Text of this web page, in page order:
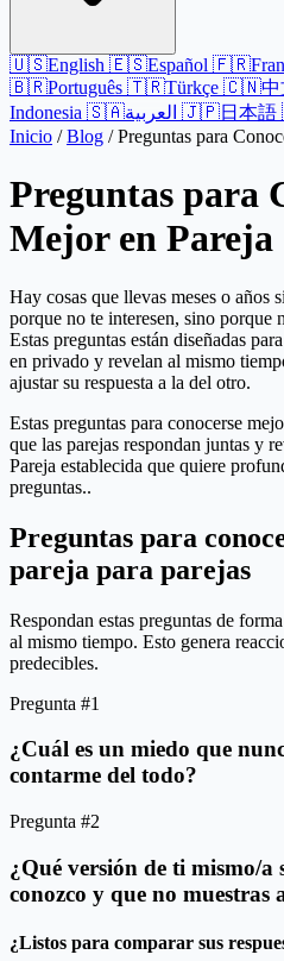
🇺🇸English 🇪🇸Español 🇫🇷
🇧🇷Português 🇹🇷Türkçe 🇨🇳中
Indonesia 🇸🇦 🇯🇵日本語
Inicio / Blog / Preguntas para
Preguntas para
Mejor en Pareja
Hay cosas que llevas meses o
porque no te interesen, sino porque
Estas preguntas están diseñadas
en privado y revelan al mismo
ajustar su respuesta a la del otro.
Estas preguntas para conocerse
que las parejas respondan juntas y
Pareja establecida que quiere
preguntas..
Preguntas para
pareja para parejas
Respondan estas preguntas de
al mismo tiempo. Esto genera
predecibles.
Pregunta #1
¿Cuál es un miedo que
contarme del todo?
Pregunta #2
¿Qué versión de ti mismo/a
conozco y que no muestras
¿Listos para comparar sus